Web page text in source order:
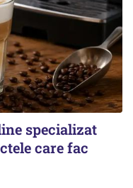
specializat
care fac